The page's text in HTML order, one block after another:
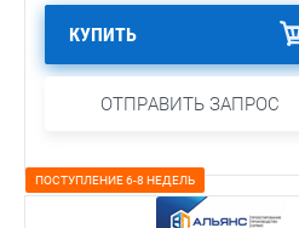
КУПИТЬ
ОТПРАВИТЬ ЗАПРОС
ПОСТУПЛЕНИЕ 6-8 НЕДЕЛЬ